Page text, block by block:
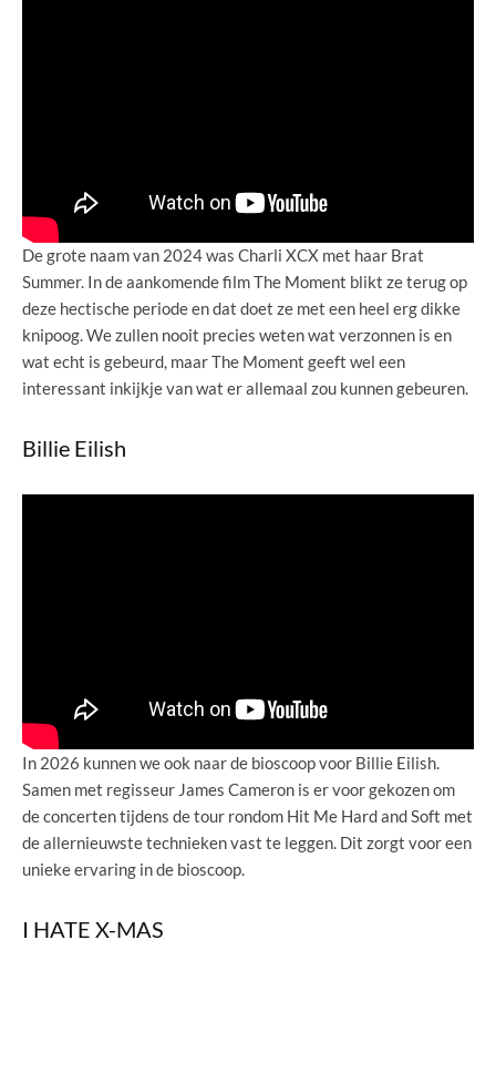
De grote naam van 2024 was Charli XCX met haar Brat
Summer. In de aankomende film The Moment blikt ze terug op
deze hectische periode en dat doet ze met een heel erg dikke
knipoog. We zullen nooit precies weten wat verzonnen is en
wat echt is gebeurd, maar The Moment geeft wel een
interessant inkijkje van wat er allemaal zou kunnen gebeuren.
Billie Eilish
In 2026 kunnen we ook naar de bioscoop voor Billie Eilish.
Samen met regisseur James Cameron is er voor gekozen om
de concerten tijdens de tour rondom Hit Me Hard and Soft met
de allernieuwste technieken vast te leggen. Dit zorgt voor een
unieke ervaring in de bioscoop.
I HATE X-MAS